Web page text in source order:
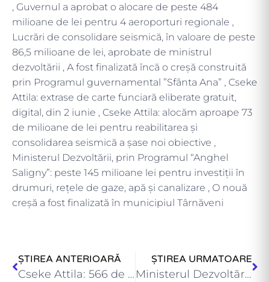
, Guvernul a aprobat o alocare de peste 484
milioane de lei pentru 4 aeroporturi regionale ,
Lucrări de consolidare seismică, în valoare de peste
86,5 milioane de lei, aprobate de ministrul
dezvoltării , A fost finalizată încă o creșă construită
prin Programul guvernamental ”Sfânta Ana” , Cseke
Attila: extrase de carte funciară eliberate gratuit,
digital, din 2 iunie , Cseke Attila: alocăm aproape 73
de milioane de lei pentru reabilitarea și
consolidarea seismică a șase noi obiective ,
Ministerul Dezvoltării, prin Programul “Anghel
Saligny”: peste 145 milioane lei pentru investiții în
drumuri, rețele de gaze, apă și canalizare , O nouă
creșă a fost finalizată în municipiul Târnăveni
ȘTIREA ANTERIOARĂ
Cseke Attila: 566 de extrase de carte funciară au fost…
ȘTIREA URMATOARE
Ministerul Dezvoltării, prin Programul “Anghel Saligny”: peste 135 milioane lei…